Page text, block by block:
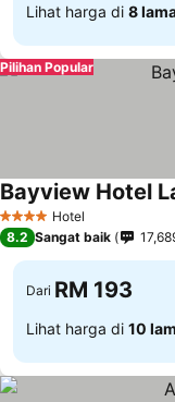
Lihat harga di 8
Pilihan Popular
4 BintangHotel
Bayview Hotel
8.2 Sangat baik
Dari RM 193
Lihat harga di 10